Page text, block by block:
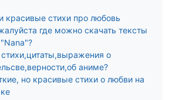
красивые стихи про любовь
где можно скачать тексты
о
аниме?
но красивые стихи о любви на